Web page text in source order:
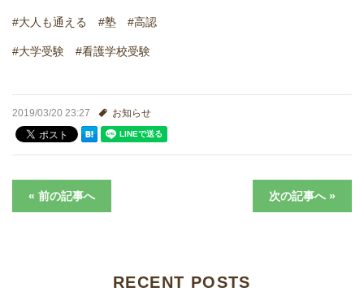
お問い合わせ
#大人も通える #塾 #高認
#大学受験 #看護学校受験
2019/03/20 23:27 お知らせ
« 前の記事へ 次の記事へ »
RECENT POSTS